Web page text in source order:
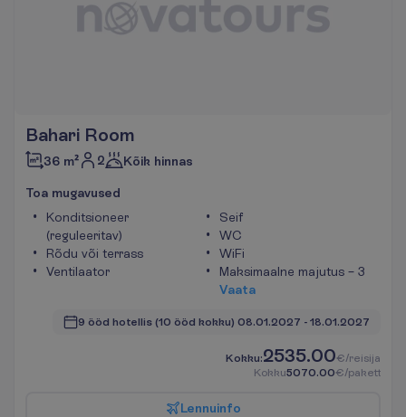
Bahari Room
36 m² 2 Kõik hinnas
Toa mugavused
Konditsioneer
(reguleeritav)
Rõdu või terrass
Ventilaator
Seif
WC
WiFi
Maksimaalne majutus – 3
Vaata
9 ööd hotellis (10 ööd kokku) 08.01.2027 - 18.01.2027
Kokku:2535.00€/reisija
Kokku5070.00€/pakett
Lennuinfo